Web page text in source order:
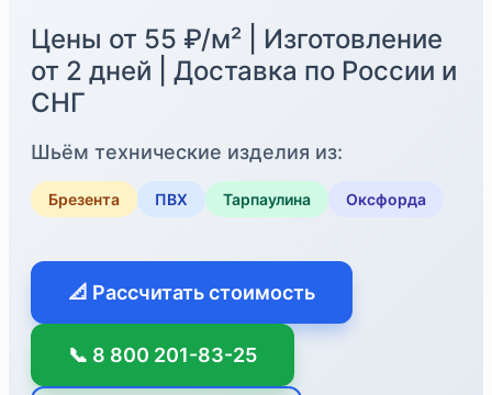
Цены от 55 ₽/м² | Изготовление
от 2 дней | Доставка по России и
СНГ
Шьём технические изделия из:
Брезента ПВХ Тарпаулина Оксфорда
📐 Рассчитать стоимость
📞 8 800 201-83-25